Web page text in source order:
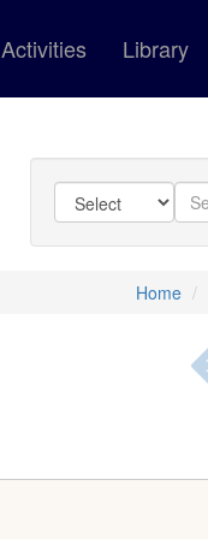
Activities Library
Home